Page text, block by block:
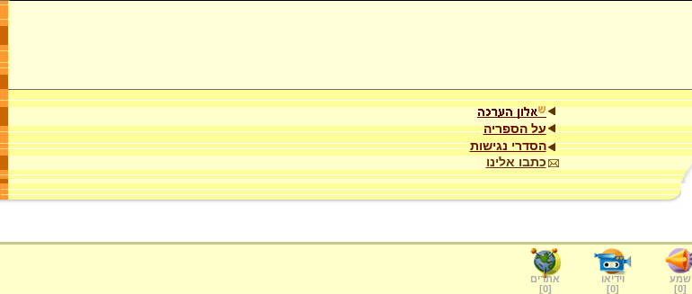
על הספריה
הסדרי נגישות
כתבו אלינו
שמע
[
0
]
וידיאו
[
0
]
אתרים
[
0
]